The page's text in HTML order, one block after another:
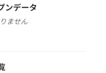
ンデータ
ません